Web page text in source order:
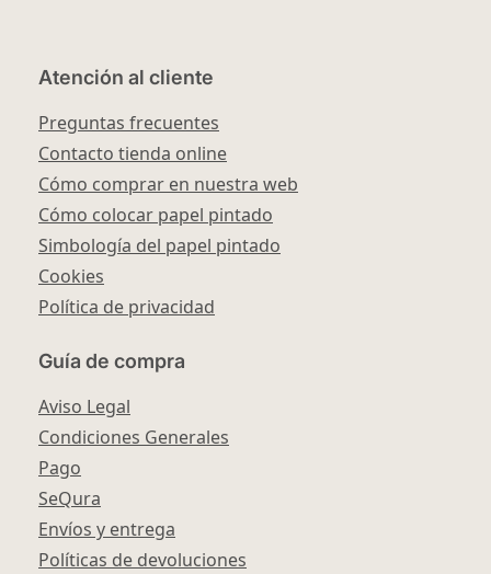
Atención al cliente
Preguntas frecuentes
Contacto tienda online
Cómo comprar en nuestra web
Cómo colocar papel pintado
Simbología del papel pintado
Cookies
Política de privacidad
Guía de compra
Aviso Legal
Condiciones Generales
Pago
SeQura
Envíos y entrega
Políticas de devoluciones